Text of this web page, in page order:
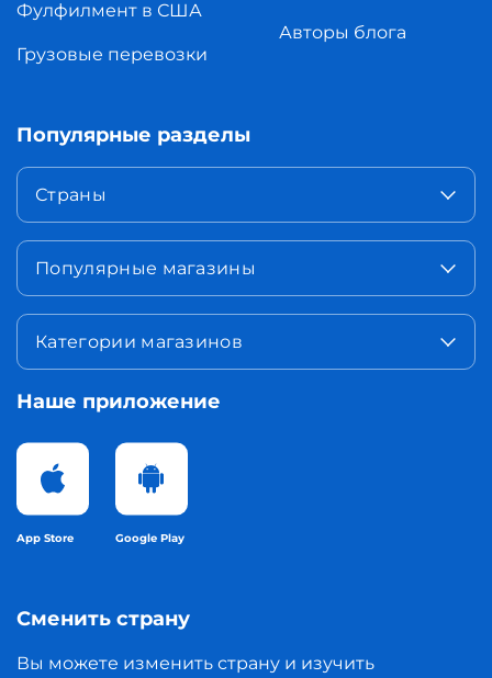
Фулфилмент в США
Грузовые перевозки
Авторы блога
Популярные разделы
Страны
Популярные магазины
Категории магазинов
Наше приложение
App Store Google Play
Сменить страну
Вы можете изменить страну и изучить